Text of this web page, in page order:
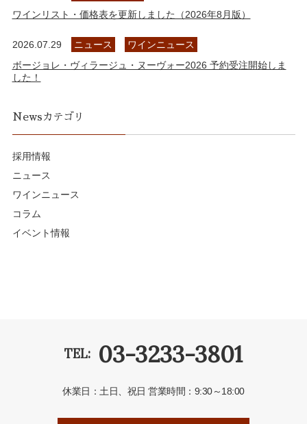
ワインリスト・価格表を更新しました（2026年8月版）
2026.07.29 ニュース
ワインニュース
ボージョレ・ヴィラージュ・ヌーヴォー2026 予約受注開始しま
した！
Newsカテゴリ
採用情報
ニュース
ワインニュース
コラム
イベント情報
TEL: 03-3233-3801
休業日：土日、祝日営業時間：9:30～18:00